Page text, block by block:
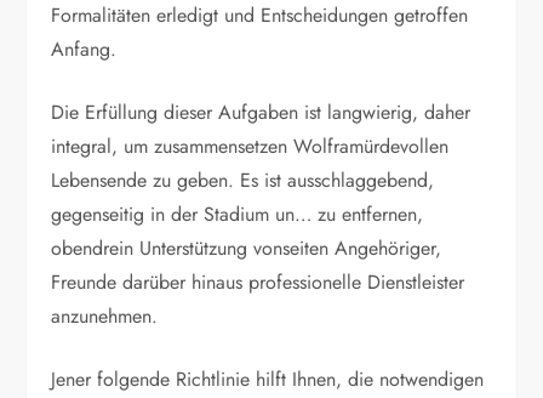
Formalitäten erledigt und Entscheidungen getroffen
Anfang.
Die Erfüllung dieser Aufgaben ist langwierig, daher
integral, um zusammensetzen Wolframürdevollen
Lebensende zu geben. Es ist ausschlaggebend,
gegenseitig in der Stadium un… zu entfernen,
obendrein Unterstützung vonseiten Angehöriger,
Freunde darüber hinaus professionelle Dienstleister
anzunehmen.
Jener folgende Richtlinie hilft Ihnen, die notwendigen